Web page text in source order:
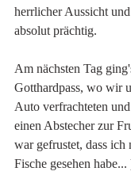
herrlicher Aussicht
absolut prächtig.
Am nächsten Tag
Gotthardpass, wo wir
Auto verfrachteten
einen Abstecher zur
war gefrustet, dass ich
Fische gesehen habe...